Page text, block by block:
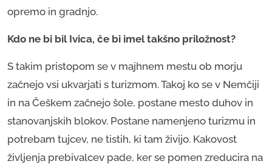
opremo in gradnjo.
Kdo ne bi bil Ivica, če bi imel takšno priložnost?
S takim pristopom se v majhnem mestu ob morju
začnejo vsi ukvarjati s turizmom. Takoj ko se v Nemčiji
in na Češkem začnejo šole, postane mesto duhov in
stanovanjskih blokov. Postane namenjeno turizmu in
potrebam tujcev, ne tistih, ki tam živijo. Kakovost
življenja prebivalcev pade, ker se pomen zreducira na